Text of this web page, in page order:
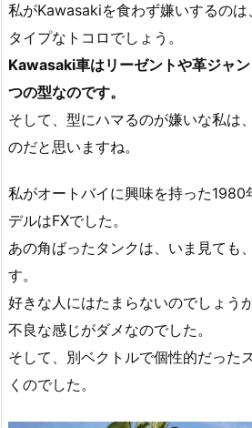
私がKawasakiを食わず嫌いするの
タイプなトコロでしょう。
Kawasaki車はリーゼントや革ジャ
つの型なのです。
そして、型にハマるのが嫌いな私は
のだと思いますね。
私がオートバイに興味を持った
デルはFXでした。
あの角ばったタンクは、いま見ても
す。
好きな人にはたまらないのでしょう
不良な感じがダメなのでした。
そして、別ベクトルで個性的だった
くのでした。